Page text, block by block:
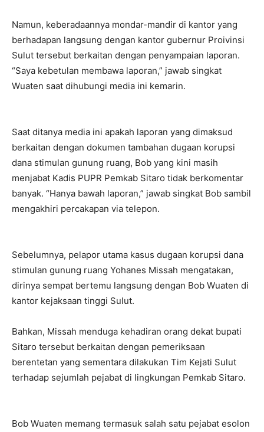
Namun, keberadaannya mondar-mandir di kantor yang
berhadapan langsung dengan kantor gubernur Proivinsi
Sulut tersebut berkaitan dengan penyampaian laporan.
“Saya kebetulan membawa laporan,” jawab singkat
Wuaten saat dihubungi media ini kemarin.
Saat ditanya media ini apakah laporan yang dimaksud
berkaitan dengan dokumen tambahan dugaan korupsi
dana stimulan gunung ruang, Bob yang kini masih
menjabat Kadis PUPR Pemkab Sitaro tidak berkomentar
banyak. “Hanya bawah laporan,” jawab singkat Bob sambil
mengakhiri percakapan via telepon.
Sebelumnya, pelapor utama kasus dugaan korupsi dana
stimulan gunung ruang Yohanes Missah mengatakan,
dirinya sempat bertemu langsung dengan Bob Wuaten di
kantor kejaksaan tinggi Sulut.
Bahkan, Missah menduga kehadiran orang dekat bupati
Sitaro tersebut berkaitan dengan pemeriksaan
berentetan yang sementara dilakukan Tim Kejati Sulut
terhadap sejumlah pejabat di lingkungan Pemkab Sitaro.
Bob Wuaten memang termasuk salah satu pejabat esolon